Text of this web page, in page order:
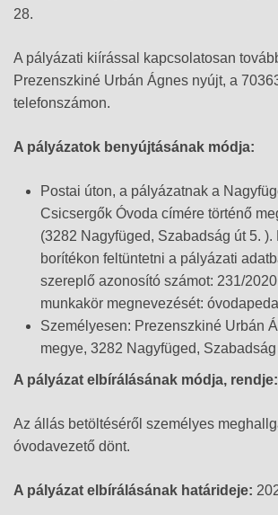
28.
A pályázati kiírással kapcsolatosan
Prezenszkiné Urbán Ágnes nyújt, a
telefonszámon.
A pályázatok benyújtásának módja:
Postai úton, a pályázatnak a
Csicsergők Óvoda címére történő
(3282 Nagyfüged, Szabadság út 5. ).
borítékon feltüntetni a pályázati
szereplő azonosító számot: 231/
munkakör megnevezését:
Személyesen: Prezenszkiné Urbán
megye, 3282 Nagyfüged, Szabadság
A pályázat elbírálásának módja, rendje:
Az állás betöltéséről személyes
óvodavezető dönt.
A pályázat elbírálásának határideje: